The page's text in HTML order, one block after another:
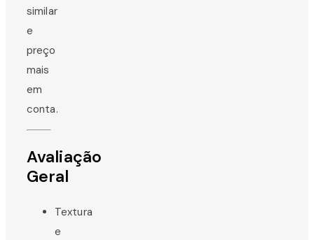
similar
e
preço
mais
em
conta.
Avaliação
Geral
Textura
e